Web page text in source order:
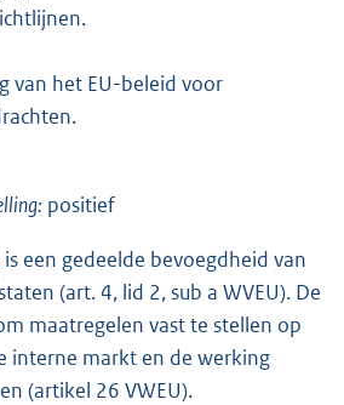
van het EU-beleid voor
positief
een gedeelde bevoegdheid van
(art. 4, lid 2, sub a WVEU). De
maatregelen vast te stellen op
interne markt en de werking
(artikel 26 VWEU).